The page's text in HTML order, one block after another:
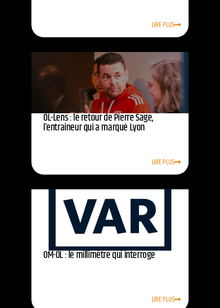
LIRE PLUS
OL-Lens : le retour de Pierre Sage,
l’entraîneur qui a marqué Lyon
LIRE PLUS
OM-OL : le millimètre qui interroge
LIRE PLUS